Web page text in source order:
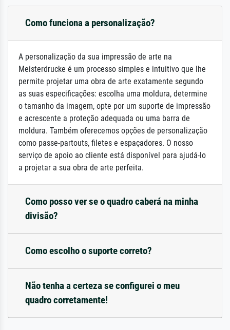
Como funciona a personalização?
A personalização da sua impressão de arte na
Meisterdrucke é um processo simples e intuitivo que lhe
permite projetar uma obra de arte exatamente segundo
as suas especificações: escolha uma moldura, determine
o tamanho da imagem, opte por um suporte de impressão
e acrescente a proteção adequada ou uma barra de
moldura. Também oferecemos opções de personalização
como passe-partouts, filetes e espaçadores. O nosso
serviço de apoio ao cliente está disponível para ajudá-lo
a projetar a sua obra de arte perfeita.
Como posso ver se o quadro caberá na minha
divisão?
Como escolho o suporte correto?
Não tenha a certeza se configurei o meu
quadro corretamente!